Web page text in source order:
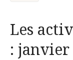
Les
: janvier